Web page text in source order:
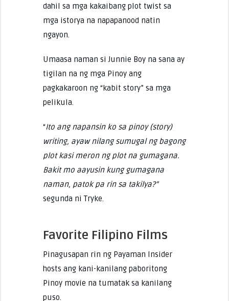
dahil sa mga kakaibang plot twist sa
mga istorya na napapanood natin
ngayon.
Umaasa naman si Junnie Boy na sana ay
tigilan na ng mga Pinoy ang
pagkakaroon ng “kabit story” sa mga
pelikula.
“Ito ang napansin ko sa pinoy (story)
writing, ayaw nilang sumugal ng bagong
plot kasi meron ng plot na gumagana.
Bakit mo aayusin kung gumagana
naman, patok pa rin sa takilya?”
segunda ni Tryke.
Favorite Filipino Films
Pinagusapan rin ng Payaman Insider
hosts ang kani-kanilang paboritong
Pinoy movie na tumatak sa kanilang
puso.